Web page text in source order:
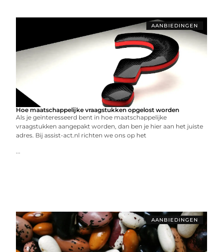
AANBIEDINGEN
Hoe maatschappelijke vraagstukken opgelost worden
Als je geïnteresseerd bent in hoe maatschappelijke
vraagstukken aangepakt worden, dan ben je hier aan het juiste
adres. Bij assist-act.nl richten we ons op het
...
AANBIEDINGEN